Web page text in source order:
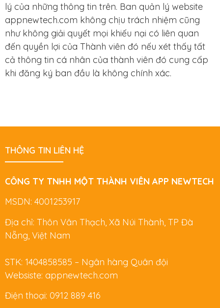
lý của những thông tin trên. Ban quản lý website
appnewtech.com không chịu trách nhiệm cũng
như không giải quyết mọi khiếu nại có liên quan
đến quyền lợi của Thành viên đó nếu xét thấy tất
cả thông tin cá nhân của thành viên đó cung cấp
khi đăng ký ban đầu là không chính xác.
THÔNG TIN LIÊN HỆ
CÔNG TY TNHH MỘT THÀNH VIÊN APP NEWTECH
MSDN: 4001253917
Địa chỉ: Thôn Vân Thạch, Xã Núi Thành, TP Đà
Nẵng, Việt Nam
STK: 1404858585 – Ngân hàng Quân đội
Websiste: appnewtech.com
Điện thoại: 0912 889 416